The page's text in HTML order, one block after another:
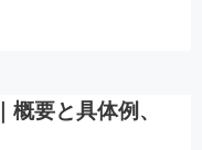
要と具体例、